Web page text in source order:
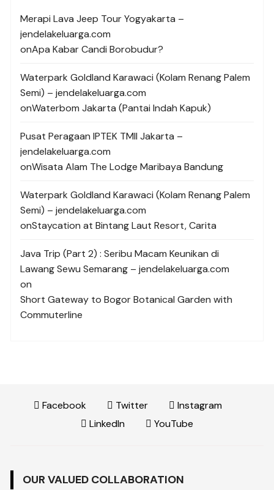
Merapi Lava Jeep Tour Yogyakarta –
jendelakeluarga.com
onApa Kabar Candi Borobudur?
Waterpark Goldland Karawaci (Kolam Renang Palem
Semi) – jendelakeluarga.com
onWaterbom Jakarta (Pantai Indah Kapuk)
Pusat Peragaan IPTEK TMII Jakarta –
jendelakeluarga.com
onWisata Alam The Lodge Maribaya Bandung
Waterpark Goldland Karawaci (Kolam Renang Palem
Semi) – jendelakeluarga.com
onStaycation at Bintang Laut Resort, Carita
Java Trip (Part 2) : Seribu Macam Keunikan di
Lawang Sewu Semarang – jendelakeluarga.com
on
Short Gateway to Bogor Botanical Garden with
Commuterline
Facebook Twitter
Instagram
LinkedIn
YouTube
OUR VALUED COLLABORATION